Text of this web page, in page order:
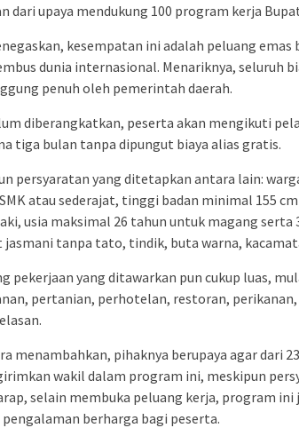
dari upaya mendukung 100 program kerja
kesempatan ini adalah peluang
dunia internasional. Menariknya, seluruh
penuh oleh pemerintah daerah.
diberangkatkan, peserta akan mengikuti
tiga bulan tanpa dipungut biaya alias gratis.
persyaratan yang ditetapkan antara lain:
atau sederajat, tinggi badan minimal 155
usia maksimal 26 tahun untuk magang
jasmani tanpa tato, tindik, buta warna,
pekerjaan yang ditawarkan pun cukup luas,
pertanian, perhotelan, restoran,
menambahkan, pihaknya berupaya agar dari
wakil dalam program ini, meskipun
selain membuka peluang kerja, program
berharga bagi peserta.